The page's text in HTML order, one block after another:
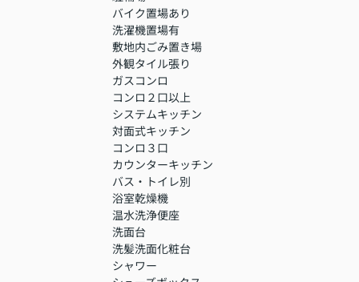
バイク置場あり
洗濯機置場有
敷地内ごみ置き場
外観タイル張り
ガスコンロ
コンロ２口以上
システムキッチン
対面式キッチン
コンロ３口
カウンターキッチン
バス・トイレ別
浴室乾燥機
温水洗浄便座
洗面台
洗髪洗面化粧台
シャワー